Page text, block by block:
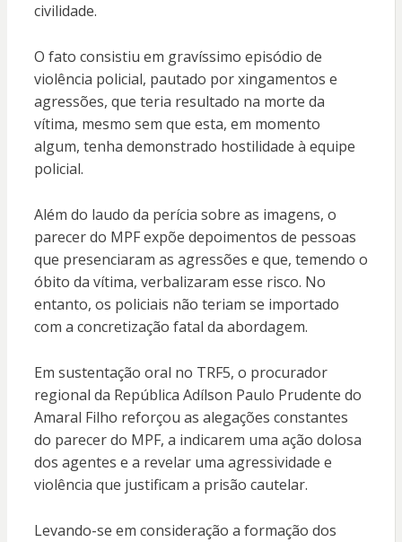
civilidade.
O fato consistiu em gravíssimo episódio de
violência policial, pautado por xingamentos e
agressões, que teria resultado na morte da
vítima, mesmo sem que esta, em momento
algum, tenha demonstrado hostilidade à equipe
policial.
Além do laudo da perícia sobre as imagens, o
parecer do MPF expõe depoimentos de pessoas
que presenciaram as agressões e que, temendo o
óbito da vítima, verbalizaram esse risco. No
entanto, os policiais não teriam se importado
com a concretização fatal da abordagem.
Em sustentação oral no TRF5, o procurador
regional da República Adílson Paulo Prudente do
Amaral Filho reforçou as alegações constantes
do parecer do MPF, a indicarem uma ação dolosa
dos agentes e a revelar uma agressividade e
violência que justificam a prisão cautelar.
Levando-se em consideração a formação dos